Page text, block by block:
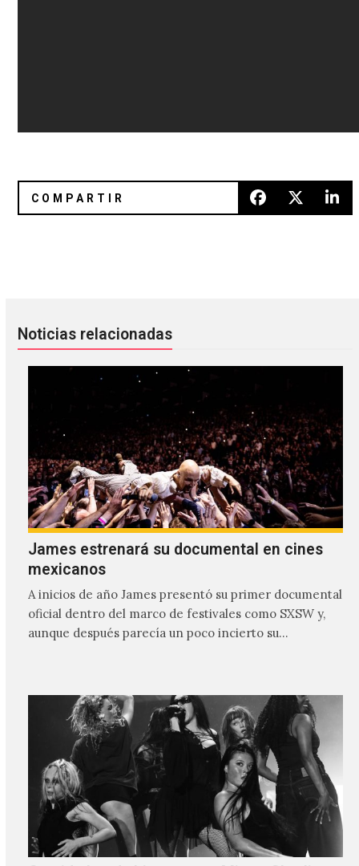
Noticias relacionadas
James estrenará su documental en cines
mexicanos
A inicios de año James presentó su primer documental
oficial dentro del marco de festivales como SXSW y,
aunque después parecía un poco incierto su…